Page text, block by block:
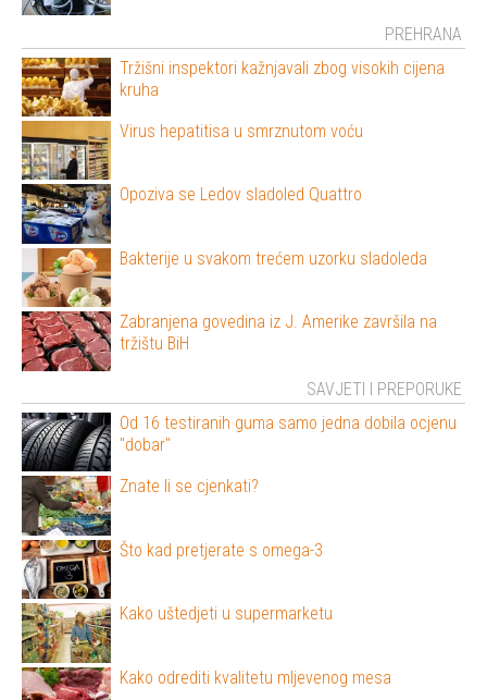
PREHRANA
Tržišni inspektori kažnjavali zbog visokih cijena
kruha
Virus hepatitisa u smrznutom voću
Opoziva se Ledov sladoled Quattro
Bakterije u svakom trećem uzorku sladoleda
Zabranjena govedina iz J. Amerike završila na
tržištu BiH
SAVJETI I PREPORUKE
Od 16 testiranih guma samo jedna dobila ocjenu
"dobar"
Znate li se cjenkati?
Što kad pretjerate s omega-3
Kako uštedjeti u supermarketu
Kako odrediti kvalitetu mljevenog mesa